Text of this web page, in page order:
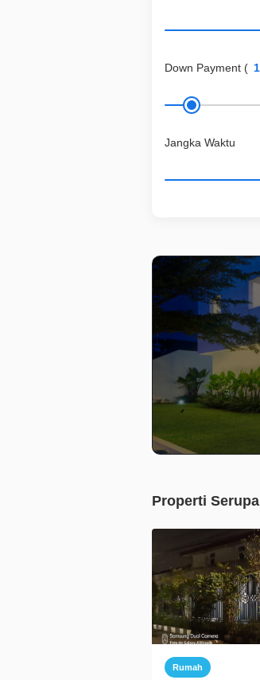
Down Payment (
Jangka Waktu
Properti Serupa
Rumah